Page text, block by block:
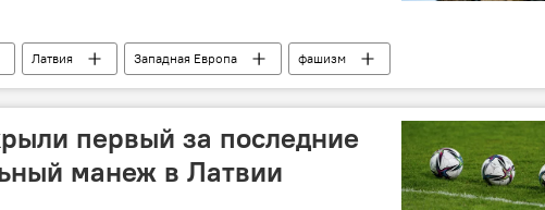
Латвия Западная Европа
фашизм
Кришьянис Кариньш
первый за последние
манеж в Латвии